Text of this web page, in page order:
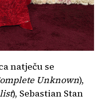
natječu se
Unknown),
), Sebastian Stan